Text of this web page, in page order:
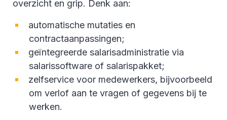
overzicht en grip. Denk aan:
automatische mutaties en
contractaanpassingen;
geïntegreerde salarisadministratie via
salarissoftware of salarispakket;
zelfservice voor medewerkers, bijvoorbeeld
om verlof aan te vragen of gegevens bij te
werken.